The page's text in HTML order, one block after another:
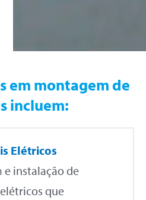
em montagem de
incluem:
Elétricos
instalação de
que